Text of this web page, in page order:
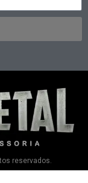
reservados.